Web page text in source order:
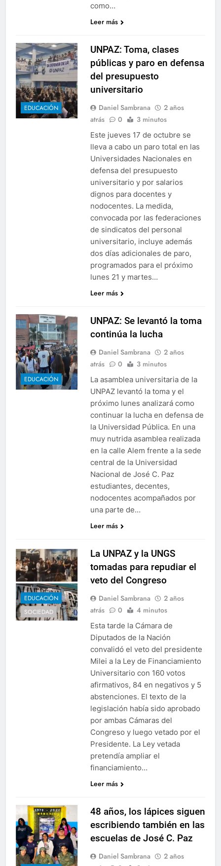
como…
Leer más
EDUCACIÓN
UNPAZ: Toma, clases
públicas y paro en defensa
del presupuesto
universitario
Daniel Sambrana
2 años
atrás
0 3 minutos
Este jueves 17 de octubre se
lleva a cabo un paro total en las
Universidades Nacionales en
defensa del presupuesto
universitario y por salarios
dignos para docentes y
nodocentes. La medida,
convocada por las federaciones
de sindicatos del personal
universitario, incluye además
dos días adicionales de paro,
programados para el próximo
lunes 21 y martes…
Leer más
EDUCACIÓN
UNPAZ: Se levantó la toma
continúa la lucha
Daniel Sambrana
2 años
atrás
0 3 minutos
La asamblea universitaria de la
UNPAZ levantó la toma y el
próximo lunes analizará como
continuar la lucha en defensa de
la Universidad Pública. En una
muy nutrida asamblea realizada
en la calle Alem frente a la sede
central de la Universidad
Nacional de José C. Paz
estudiantes, decentes,
nodocentes acompañados por
una parte de…
Leer más
EDUCACIÓN
SOCIEDAD
La UNPAZ y la UNGS
tomadas para repudiar el
veto del Congreso
Daniel Sambrana
2 años
atrás
0 4 minutos
Esta tarde la Cámara de
Diputados de la Nación
convalidó el veto del presidente
Milei a la Ley de Financiamiento
Universitario con 160 votos
afirmativos, 84 en negativos y 5
abstenciones. El texto de la
legislación había sido aprobado
por ambas Cámaras del
Congreso y luego vetado por el
Presidente. La Ley vetada
pretendía ampliar el
financiamiento…
Leer más
48 años, los lápices siguen
escribiendo también en las
escuelas de José C. Paz
Daniel Sambrana
2 años